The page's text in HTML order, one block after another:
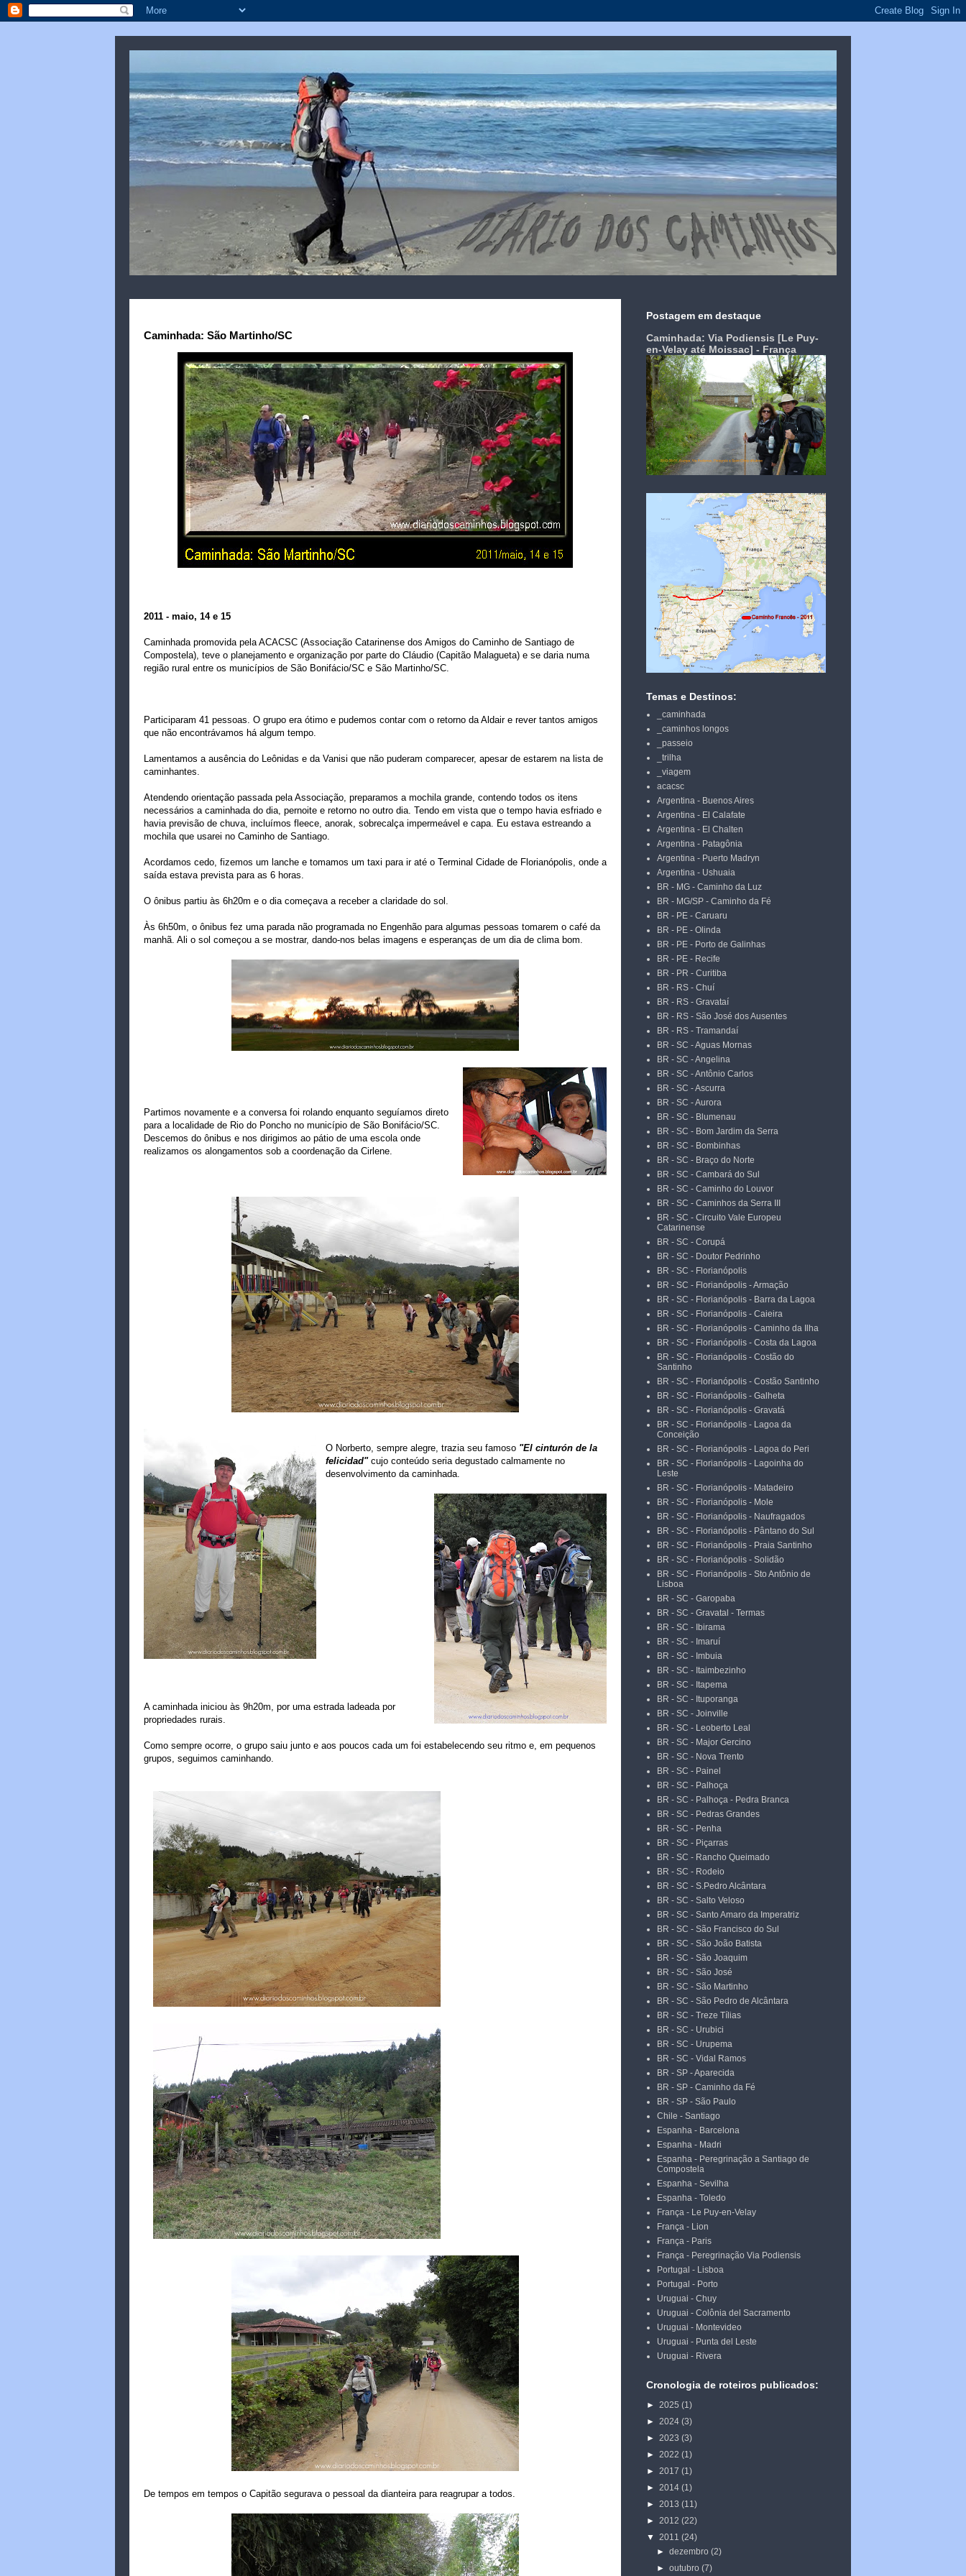
Caminhada: São Martinho/SC
2011 - maio, 14 e 15
Caminhada promovida pela ACACSC (Associação Catarinense dos Amigos do Caminho de Santiago de
Compostela), teve o planejamento e organização por parte do Cláudio (Capitão Malagueta) e se daria numa
região rural entre os municípios de São Bonifácio/SC e São Martinho/SC.
Participaram 41 pessoas. O grupo era ótimo e pudemos contar com o retorno da Aldair e rever tantos amigos
que não encontrávamos há algum tempo.
Lamentamos a ausência do Leônidas e da Vanisi que não puderam comparecer, apesar de estarem na lista de
caminhantes.
Atendendo orientação passada pela Associação, preparamos a mochila grande, contendo todos os itens
necessários a caminhada do dia, pernoite e retorno no outro dia. Tendo em vista que o tempo havia esfriado e
havia previsão de chuva, incluímos fleece, anorak, sobrecalça impermeável e capa. Eu estava estreando a
mochila que usarei no Caminho de Santiago.
Acordamos cedo, fizemos um lanche e tomamos um taxi para ir até o Terminal Cidade de Florianópolis, onde a
saída estava prevista para as 6 horas.
O ônibus partiu às 6h20m e o dia começava a receber a claridade do sol.
Às 6h50m, o ônibus fez uma parada não programada no Engenhão para algumas pessoas tomarem o café da
manhã. Ali o sol começou a se mostrar, dando-nos belas imagens e esperanças de um dia de clima bom.
Partimos novamente e a conversa foi rolando enquanto seguíamos direto
para a localidade de Rio do Poncho no município de São Bonifácio/SC.
Descemos do ônibus e nos dirigimos ao pátio de uma escola onde
realizamos os alongamentos sob a coordenação da Cirlene.
O Norberto, sempre alegre, trazia seu famoso "El cinturón de la
felicidad"cujo conteúdo seria degustado calmamente no
desenvolvimento da caminhada.
A caminhada iniciou às 9h20m, por uma estrada ladeada por
propriedades rurais.
Como sempre ocorre, o grupo saiu junto e aos poucos cada um foi estabelecendo seu ritmo e, em pequenos
grupos, seguimos caminhando.
De tempos em tempos o Capitão segurava o pessoal da dianteira para reagrupar a todos.
Postagem em destaque
Caminhada: Via Podiensis [Le Puy-
en-Velay até Moissac] - França
Temas e Destinos:
_caminhada
_caminhos longos
_passeio
_trilha
_viagem
acacsc
Argentina - Buenos Aires
Argentina - El Calafate
Argentina - El Chalten
Argentina - Patagônia
Argentina - Puerto Madryn
Argentina - Ushuaia
BR - MG - Caminho da Luz
BR - MG/SP - Caminho da Fé
BR - PE - Caruaru
BR - PE - Olinda
BR - PE - Porto de Galinhas
BR - PE - Recife
BR - PR - Curitiba
BR - RS - Chuí
BR - RS - Gravataí
BR - RS - São José dos Ausentes
BR - RS - Tramandaí
BR - SC - Aguas Mornas
BR - SC - Angelina
BR - SC - Antônio Carlos
BR - SC - Ascurra
BR - SC - Aurora
BR - SC - Blumenau
BR - SC - Bom Jardim da Serra
BR - SC - Bombinhas
BR - SC - Braço do Norte
BR - SC - Cambará do Sul
BR - SC - Caminho do Louvor
BR - SC - Caminhos da Serra III
BR - SC - Circuito Vale Europeu
Catarinense
BR - SC - Corupá
BR - SC - Doutor Pedrinho
BR - SC - Florianópolis
BR - SC - Florianópolis - Armação
BR - SC - Florianópolis - Barra da Lagoa
BR - SC - Florianópolis - Caieira
BR - SC - Florianópolis - Caminho da Ilha
BR - SC - Florianópolis - Costa da Lagoa
BR - SC - Florianópolis - Costão do
Santinho
BR - SC - Florianópolis - Costão Santinho
BR - SC - Florianópolis - Galheta
BR - SC - Florianópolis - Gravatá
BR - SC - Florianópolis - Lagoa da
Conceição
BR - SC - Florianópolis - Lagoa do Peri
BR - SC - Florianópolis - Lagoinha do
Leste
BR - SC - Florianópolis - Matadeiro
BR - SC - Florianópolis - Mole
BR - SC - Florianópolis - Naufragados
BR - SC - Florianópolis - Pântano do Sul
BR - SC - Florianópolis - Praia Santinho
BR - SC - Florianópolis - Solidão
BR - SC - Florianópolis - Sto Antônio de
Lisboa
BR - SC - Garopaba
BR - SC - Gravatal - Termas
BR - SC - Ibirama
BR - SC - Imaruí
BR - SC - Imbuia
BR - SC - Itaimbezinho
BR - SC - Itapema
BR - SC - Ituporanga
BR - SC - Joinville
BR - SC - Leoberto Leal
BR - SC - Major Gercino
BR - SC - Nova Trento
BR - SC - Painel
BR - SC - Palhoça
BR - SC - Palhoça - Pedra Branca
BR - SC - Pedras Grandes
BR - SC - Penha
BR - SC - Piçarras
BR - SC - Rancho Queimado
BR - SC - Rodeio
BR - SC - S.Pedro Alcântara
BR - SC - Salto Veloso
BR - SC - Santo Amaro da Imperatriz
BR - SC - São Francisco do Sul
BR - SC - São João Batista
BR - SC - São Joaquim
BR - SC - São José
BR - SC - São Martinho
BR - SC - São Pedro de Alcântara
BR - SC - Treze Tílias
BR - SC - Urubici
BR - SC - Urupema
BR - SC - Vidal Ramos
BR - SP - Aparecida
BR - SP - Caminho da Fé
BR - SP - São Paulo
Chile - Santiago
Espanha - Barcelona
Espanha - Madri
Espanha - Peregrinação a Santiago de
Compostela
Espanha - Sevilha
Espanha - Toledo
França - Le Puy-en-Velay
França - Lion
França - Paris
França - Peregrinação Via Podiensis
Portugal - Lisboa
Portugal - Porto
Uruguai - Chuy
Uruguai - Colônia del Sacramento
Uruguai - Montevideo
Uruguai - Punta del Leste
Uruguai - Rivera
Cronologia de roteiros publicados:
► 2025 (1)
► 2024 (3)
► 2023 (3)
► 2022 (1)
► 2017 (1)
► 2014 (1)
► 2013 (11)
► 2012 (22)
▼ 2011 (24)
►dezembro(2)
►outubro(7)